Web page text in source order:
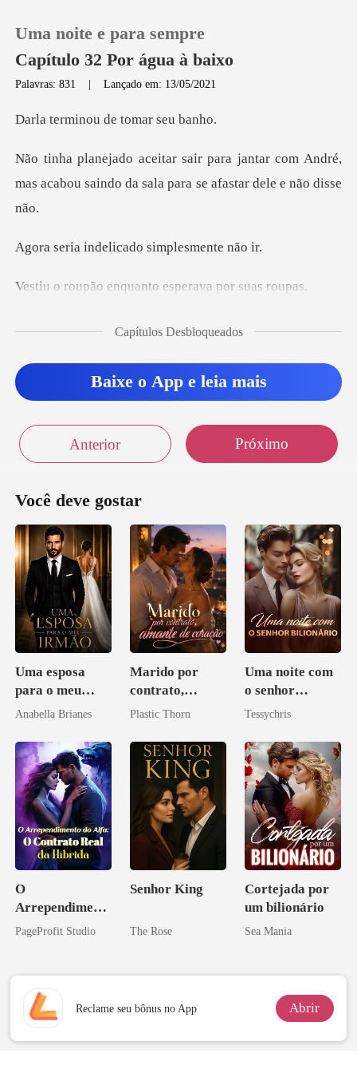
Loja
Uma noite e para sempre
Capítulo 32 Por água à baixo
Palavras: 831 |Lançado em: 13/05/2021
nou de toma
ntar com André,
mas acabou saindo da sal
delicado simpl
enquanto esperav
os cabelos quando Patrici
Capítulos Desbloqueados
Baixe o App e leia mais
Anterior Próximo
Você deve gostar
Uma esposa
para o meu
irmão
Anabella Brianes
Marido por
contrato,
amante de
Plastic Thorn
Uma noite com
o senhor
Bilionário
Tessychris
O
Arrependiment
o do Alfa: O
PageProfit Studio
Senhor King
The Rose
Cortejada por
um bilionário
Sea Mania
Reclame seu bônus no App Abrir